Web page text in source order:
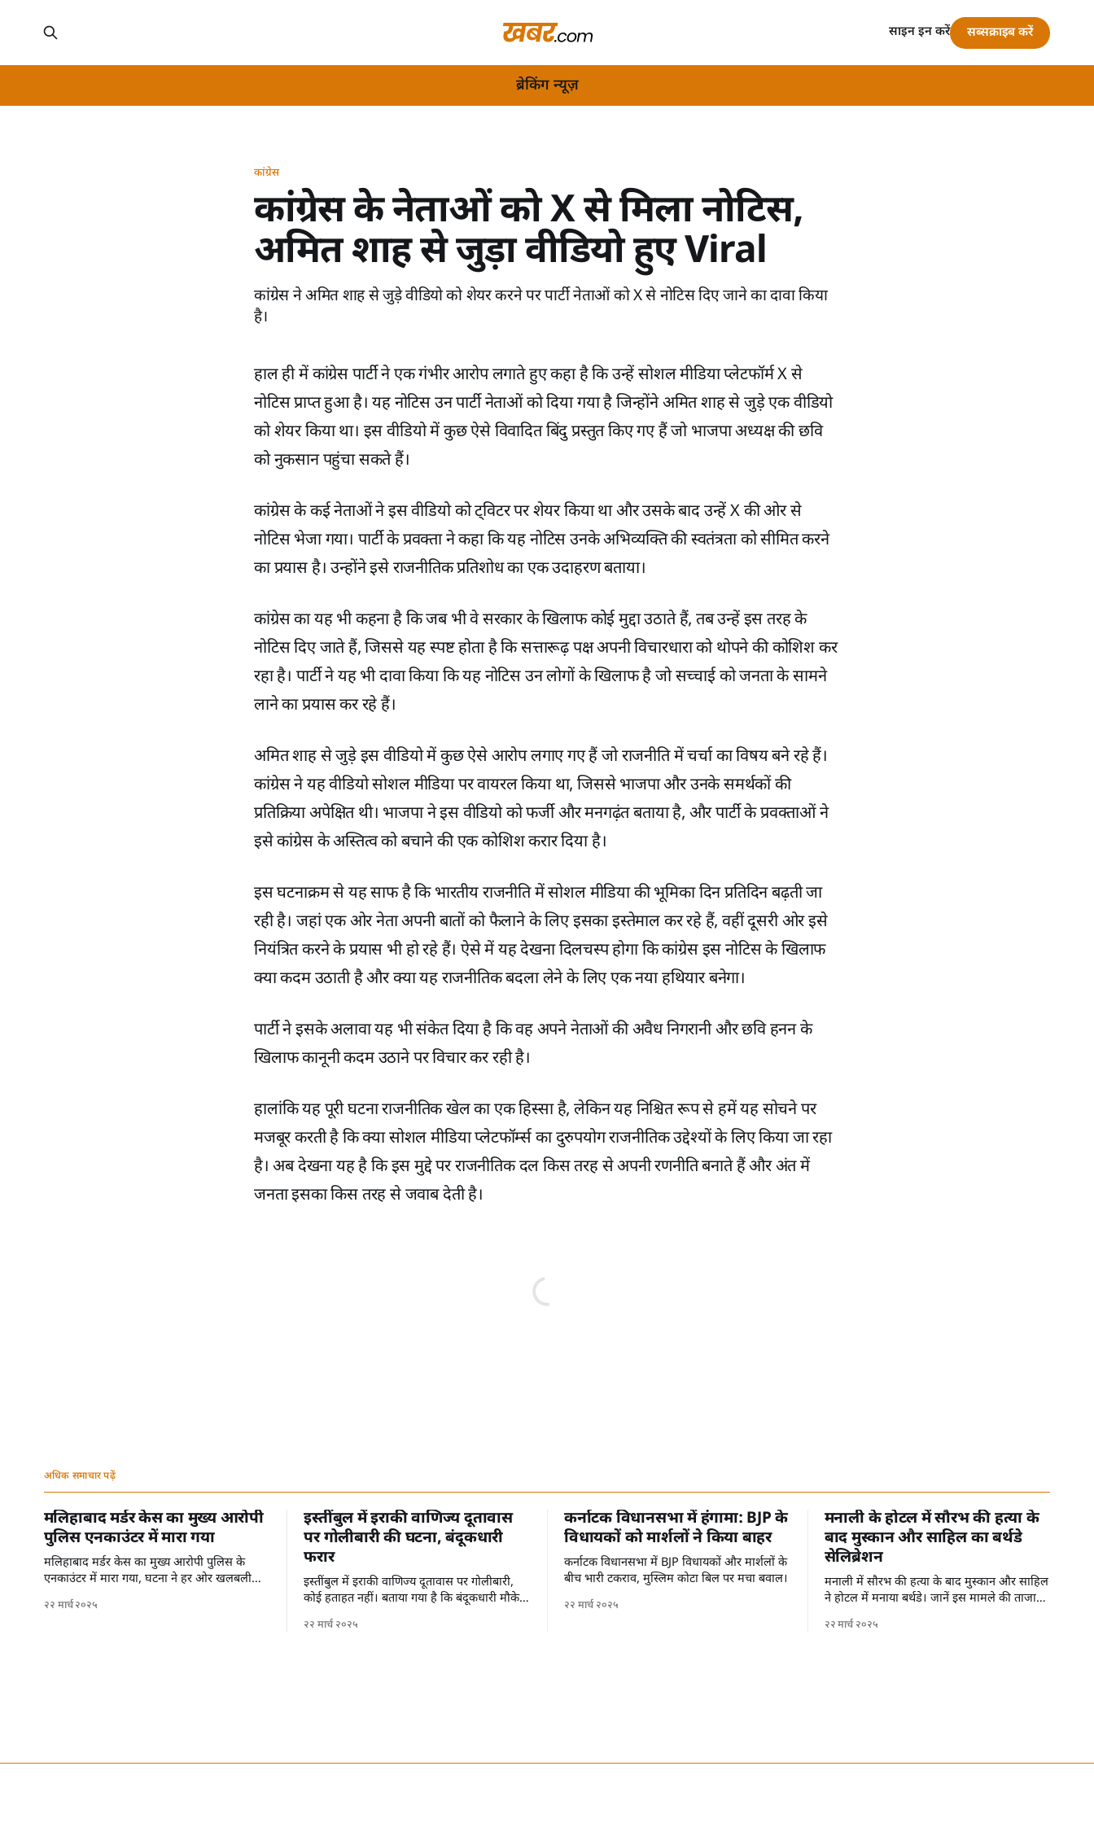
ब्रेकिंग न्यूज़
साइन इन करें सब्सक्राइब करें
कांग्रेस
कांग्रेस के नेताओं को X से मिला नोटिस,
अमित शाह से जुड़ा वीडियो हुए Viral
कांग्रेस ने अमित शाह से जुड़े वीडियो को शेयर करने पर पार्टी नेताओं को X से नोटिस दिए जाने का दावा किया
है।
हाल ही में कांग्रेस पार्टी ने एक गंभीर आरोप लगाते हुए कहा है कि उन्हें सोशल मीडिया प्लेटफॉर्म X से
नोटिस प्राप्त हुआ है। यह नोटिस उन पार्टी नेताओं को दिया गया है जिन्होंने अमित शाह से जुड़े एक वीडियो
को शेयर किया था। इस वीडियो में कुछ ऐसे विवादित बिंदु प्रस्तुत किए गए हैं जो भाजपा अध्यक्ष की छवि
को नुकसान पहुंचा सकते हैं।
कांग्रेस के कई नेताओं ने इस वीडियो को ट्विटर पर शेयर किया था और उसके बाद उन्हें X की ओर से
नोटिस भेजा गया। पार्टी के प्रवक्ता ने कहा कि यह नोटिस उनके अभिव्यक्ति की स्वतंत्रता को सीमित करने
का प्रयास है। उन्होंने इसे राजनीतिक प्रतिशोध का एक उदाहरण बताया।
कांग्रेस का यह भी कहना है कि जब भी वे सरकार के खिलाफ कोई मुद्दा उठाते हैं, तब उन्हें इस तरह के
नोटिस दिए जाते हैं, जिससे यह स्पष्ट होता है कि सत्तारूढ़ पक्ष अपनी विचारधारा को थोपने की कोशिश कर
रहा है। पार्टी ने यह भी दावा किया कि यह नोटिस उन लोगों के खिलाफ है जो सच्चाई को जनता के सामने
लाने का प्रयास कर रहे हैं।
अमित शाह से जुड़े इस वीडियो में कुछ ऐसे आरोप लगाए गए हैं जो राजनीति में चर्चा का विषय बने रहे हैं।
कांग्रेस ने यह वीडियो सोशल मीडिया पर वायरल किया था, जिससे भाजपा और उनके समर्थकों की
प्रतिक्रिया अपेक्षित थी। भाजपा ने इस वीडियो को फर्जी और मनगढ़ंत बताया है, और पार्टी के प्रवक्ताओं ने
इसे कांग्रेस के अस्तित्व को बचाने की एक कोशिश करार दिया है।
इस घटनाक्रम से यह साफ है कि भारतीय राजनीति में सोशल मीडिया की भूमिका दिन प्रतिदिन बढ़ती जा
रही है। जहां एक ओर नेता अपनी बातों को फैलाने के लिए इसका इस्तेमाल कर रहे हैं, वहीं दूसरी ओर इसे
नियंत्रित करने के प्रयास भी हो रहे हैं। ऐसे में यह देखना दिलचस्प होगा कि कांग्रेस इस नोटिस के खिलाफ
क्या कदम उठाती है और क्या यह राजनीतिक बदला लेने के लिए एक नया हथियार बनेगा।
पार्टी ने इसके अलावा यह भी संकेत दिया है कि वह अपने नेताओं की अवैध निगरानी और छवि हनन के
खिलाफ कानूनी कदम उठाने पर विचार कर रही है।
हालांकि यह पूरी घटना राजनीतिक खेल का एक हिस्सा है, लेकिन यह निश्चित रूप से हमें यह सोचने पर
मजबूर करती है कि क्या सोशल मीडिया प्लेटफॉर्म्स का दुरुपयोग राजनीतिक उद्देश्यों के लिए किया जा रहा
है। अब देखना यह है कि इस मुद्दे पर राजनीतिक दल किस तरह से अपनी रणनीति बनाते हैं और अंत में
जनता इसका किस तरह से जवाब देती है।
अधिक समाचार पढ़ें
मलिहाबाद मर्डर केस का मुख्य आरोपी
पुलिस एनकाउंटर में मारा गया
मलिहाबाद मर्डर केस का मुख्य आरोपी पुलिस के
एनकाउंटर में मारा गया, घटना ने हर ओर खलबली
मचा दी है।
२२ मार्च २०२५
इस्तींबुल में इराकी वाणिज्य दूतावास
पर गोलीबारी की घटना, बंदूकधारी
फरार
इस्तींबुल में इराकी वाणिज्य दूतावास पर गोलीबारी,
कोई हताहत नहीं। बताया गया है कि बंदूकधारी मौके
से फरार हो गए हैं।
२२ मार्च २०२५
कर्नाटक विधानसभा में हंगामा: BJP के
विधायकों को मार्शलों ने किया बाहर
कर्नाटक विधानसभा में BJP विधायकों और मार्शलों के
बीच भारी टकराव, मुस्लिम कोटा बिल पर मचा बवाल।
२२ मार्च २०२५
मनाली के होटल में सौरभ की हत्या के
बाद मुस्कान और साहिल का बर्थडे
सेलिब्रेशन
मनाली में सौरभ की हत्या के बाद मुस्कान और साहिल
ने होटल में मनाया बर्थडे। जानें इस मामले की ताजा
जानकारी।
२२ मार्च २०२५